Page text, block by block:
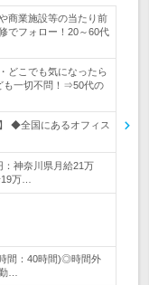
商業施設等の当たり前
でフォロー！20～60代
どこでも気になったら
一切不問！⇒50代の
◆全国にあるオフィス
：神奈川県月給21万
万…
間：40時間)◎時間外
…